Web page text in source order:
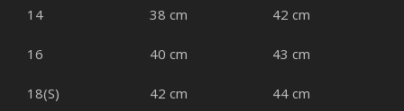
14 38 cm 42 cm
16 40 cm 43 cm
18(S) 42 cm 44 cm